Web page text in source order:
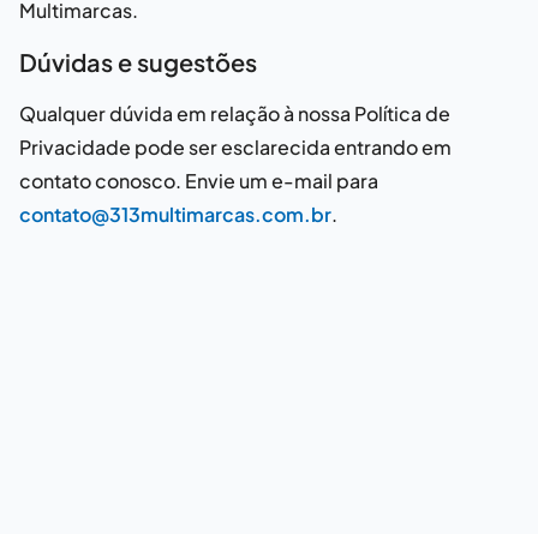
Multimarcas.
Dúvidas e sugestões
Qualquer dúvida em relação à nossa Política de
Privacidade pode ser esclarecida entrando em
contato conosco. Envie um e-mail para
contato@313multimarcas.com.br.